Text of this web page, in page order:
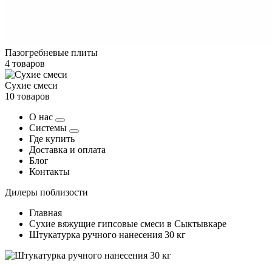
Пазогребневые плиты
4 товаров
Сухие смеси
10 товаров
О нас
Системы
Где купить
Доставка и оплата
Блог
Контакты
Дилеры поблизости
Главная
Сухие вяжущие гипсовые смеси в Сыктывкаре
Штукатурка ручного нанесения 30 кг